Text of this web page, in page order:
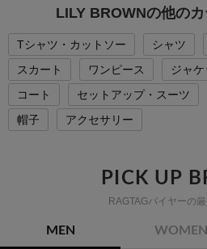
LILY BROWNの他の
Tシャツ・カットソー シャツ
スカート
ワンピース ジャケ
コート
セットアップ・スーツ
帽子
アクセサリー
PICK UP
RAGTAGバイヤーの
MEN WOMEN